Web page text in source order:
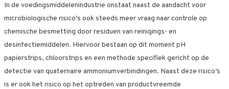
In de voedingsmiddelenindustrie onstaat naast de aandacht voor
microbiologische risico’s ook steeds meer vraag naar controle op
chemische besmetting door residuen van reinigings- en
desinfectiemiddelen. Hiervoor bestaan op dit moment pH
papierstrips, chloorstrips en een methode specifiek gericht op de
detectie van quaternaire ammoniumverbindingen. Naast deze risico’s
is er ook het risico op het optreden van productvreemde